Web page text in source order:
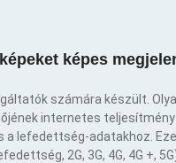
képes
számára készült.
internetes
a lefedettség-adatakhoz.
2G, 3G, 4G, 4G +,